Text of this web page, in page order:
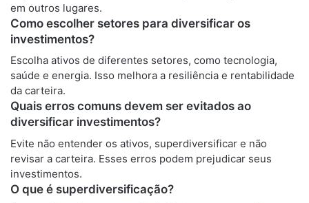
em outros lugares.
Como escolher setores para diversificar os
investimentos?
Escolha ativos de diferentes setores, como tecnologia,
saúde e energia. Isso melhora a resiliência e rentabilidade
da carteira.
Quais erros comuns devem ser evitados ao
diversificar investimentos?
Evite não entender os ativos, superdiversificar e não
revisar a carteira. Esses erros podem prejudicar seus
investimentos.
O que é superdiversificação?